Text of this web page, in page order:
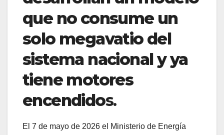
que no consume un
solo megavatio del
sistema nacional y ya
tiene motores
encendidos.
El 7 de mayo de 2026 el Ministerio de Energía